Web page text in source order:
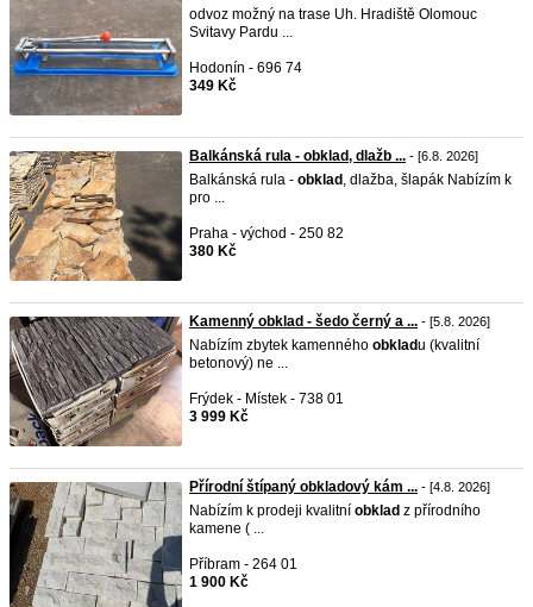
odvoz možný na trase Uh. Hradiště Olomouc
Svitavy Pardu ...
Hodonín - 696 74
349 Kč
Balkánská rula - obklad, dlažb ... - [6.8. 2026]
Balkánská rula - obklad , dlažba, šlapák Nabízím k
pro ...
Praha - východ - 250 82
380 Kč
Kamenný obklad - šedo černý a ... - [5.8. 2026]
Nabízím zbytek kamenného obkladu (kvalitní
betonový) ne ...
Frýdek - Místek - 738 01
3 999 Kč
Přírodní štípaný obkladový kám ... - [4.8. 2026]
Nabízím k prodeji kvalitní obklad z přírodního
kamene ( ...
Příbram - 264 01
1 900 Kč